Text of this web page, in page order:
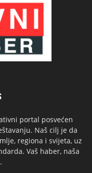
portal posvećen
Naš cilj je da
regiona i svijeta, uz
Vaš haber, naša